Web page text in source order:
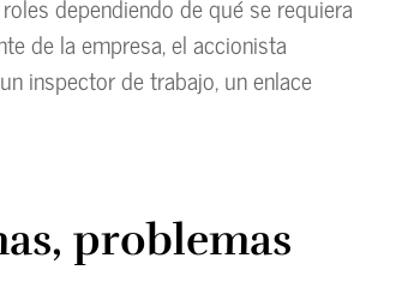
de la empresa, el accionista
inspector de trabajo, un enlace
problemas